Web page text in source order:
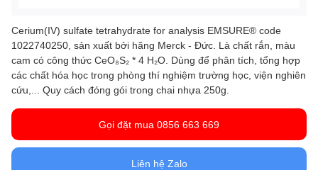
Cerium(IV) sulfate tetrahydrate for analysis EMSURE® code
1022740250, sản xuất bởi hãng Merck - Đức. Là chất rắn, màu
cam có công thức CeO₈S₂ * 4 H₂O. Dùng để phân tích, tổng hợp
các chất hóa học trong phòng thí nghiệm trường học, viện nghiên
cứu,... Quy cách đóng gói trong chai nhựa 250g.
Gọi đặt mua 0856 663 669
Liên hệ Zalo